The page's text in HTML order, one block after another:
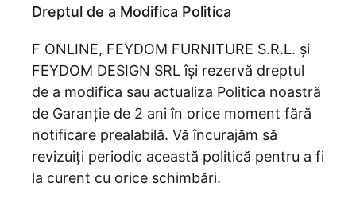
Dreptul de a Modifica Politica
F ONLINE, FEYDOM FURNITURE S.R.L. și
FEYDOM DESIGN SRL își rezervă dreptul
de a modifica sau actualiza Politica noastră
de Garanție de 2 ani în orice moment fără
notificare prealabilă. Vă încurajăm să
revizuiți periodic această politică pentru a fi
la curent cu orice schimbări.